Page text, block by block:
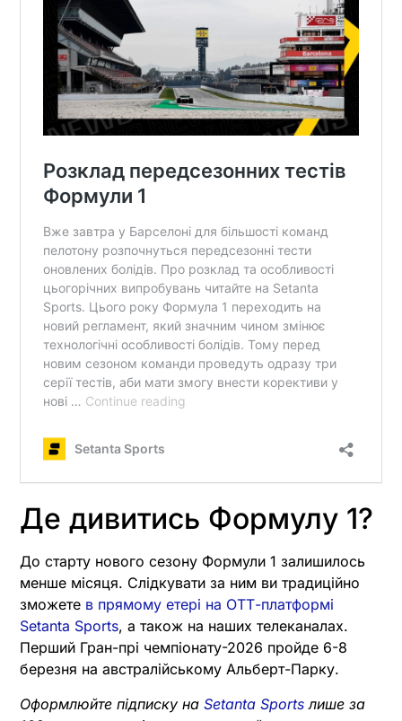
Де дивитись Формулу 1?
До старту нового сезону Формули 1 залишилось
менше місяця. Слідкувати за ним ви традиційно
зможете в прямому етері на ОТТ-платформі
Setanta Sports, а також на наших телеканалах.
Перший Гран-прі чемпіонату-2026 пройде 6-8
березня на австралійському Альберт-Парку.
Оформлюйте підписку на Setanta Sports лише за